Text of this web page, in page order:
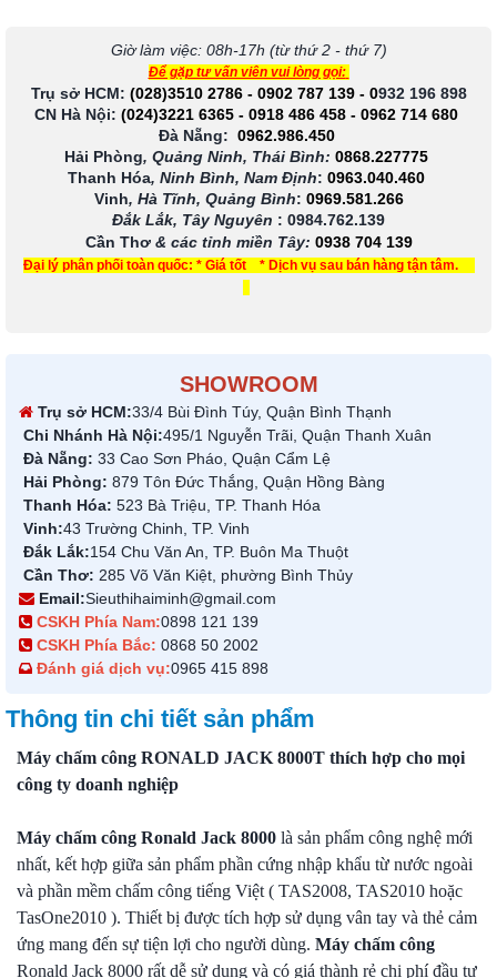
Giờ làm việc: 08h-17h (từ thứ 2 - thứ 7)
Để gặp tư vấn viên vui lòng gọi:
Trụ sở HCM: (028)3510 2786 - 0902 787 139- 0932 196 898
CN Hà Nội: (024)3221 6365 - 0918 486 458 - 0962 714 680
Đà Nẵng: 0962.986.450
Hải Phòng, Quảng Ninh, Thái Bình: 0868.227775
Thanh Hóa, Ninh Bình, Nam Định: 0963.040.460
Vinh, Hà Tĩnh, Quảng Bình: 0969.581.266
Đắk Lắk, Tây Nguyên : 0984.762.139
Cần Thơ & các tỉnh miền Tây: 0938 704 139
Đại lý phân phối toàn quốc: * Giá tốt * Dịch vụ sau bán hàng tận tâm.
SHOWROOM
Trụ sở HCM:33/4 Bùi Đình Túy, Quận Bình Thạnh
Chi Nhánh Hà Nội:495/1 Nguyễn Trãi, Quận Thanh Xuân
Đà Nẵng: 33 Cao Sơn Pháo, Quận Cẩm Lệ
Hải Phòng: 879 Tôn Đức Thắng, Quận Hồng Bàng
Thanh Hóa: 523 Bà Triệu, TP. Thanh Hóa
Vinh:43 Trường Chinh, TP. Vinh
Đắk Lắk:154 Chu Văn An, TP. Buôn Ma Thuột
Cần Thơ: 285 Võ Văn Kiệt, phường Bình Thủy
Email:Sieuthihaiminh@gmail.com
CSKH Phía Nam:0898 121 139
CSKH Phía Bắc: 0868 50 2002
Đánh giá dịch vụ:0965 415 898
Thông tin chi tiết sản phẩm
Máy chấm công RONALD JACK 8000T thích hợp cho mọi
công ty doanh nghiệp
Máy chấm công Ronald Jack 8000 là sản phẩm công nghệ mới
nhất, kết hợp giữa sản phẩm phần cứng nhập khẩu từ nước ngoài
và phần mềm chấm công tiếng Việt ( TAS2008, TAS2010 hoặc
TasOne2010 ). Thiết bị được tích hợp sử dụng vân tay và thẻ cảm
ứng mang đến sự tiện lợi cho người dùng. Máy chấm công
Ronald Jack 8000 rất dễ sử dụng và có giá thành rẻ chi phí đầu tư